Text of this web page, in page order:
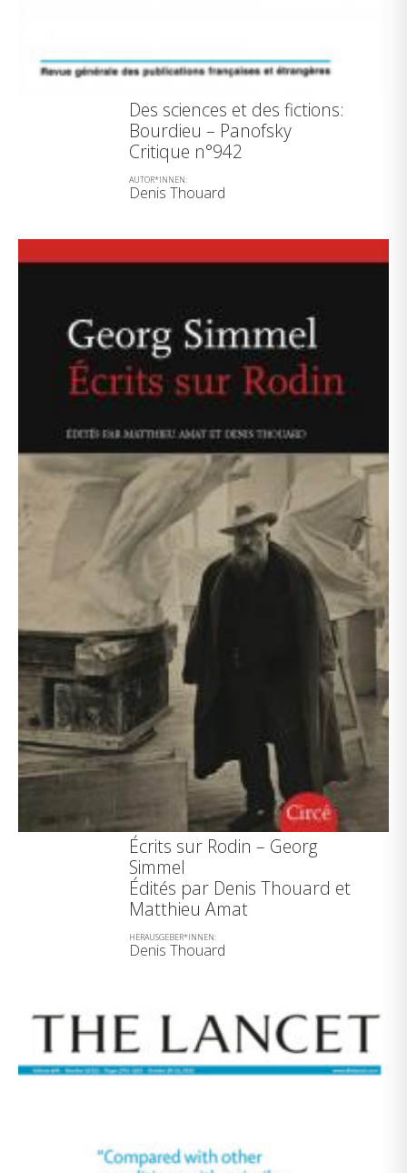
Des sciences et des fictions:
Bourdieu – Panofsky
Critique n°942
AUTOR*INNEN:
Denis Thouard
Écrits sur Rodin – Georg
Simmel
Édités par Denis Thouard et
Matthieu Amat
HERAUSGEBER*INNEN:
Denis Thouard